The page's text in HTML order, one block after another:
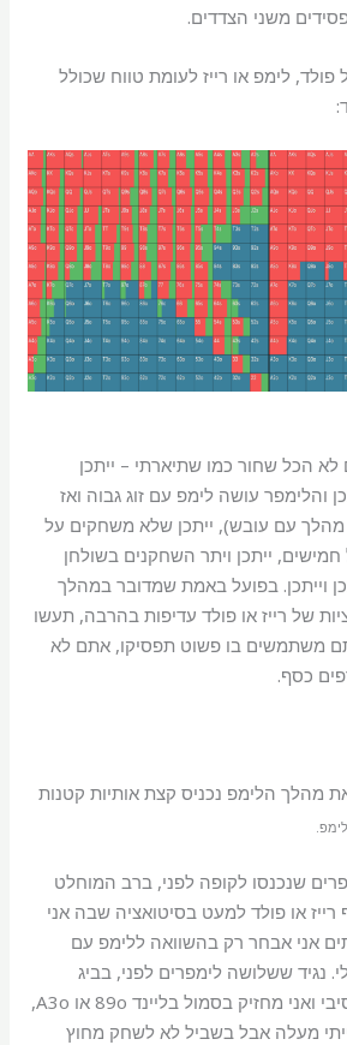
משני הצדדים.
לימפ או רייז לעומת טווח שכולל
לא הכל שחור כמו שתיארתי – ייתכן
והלימפר עושה לימפ עם זוג גבוה ואז
מהלך עם עובש), ייתכן שלא משחקים על
ייתכן ויתר השחקנים בשולחן
וייתכן. בפועל באמת שמדובר במהלך
של רייז או פולד עדיפות בהרבה, תעשו
משתמשים בו פשוט תפסיקו, אתם לא
כסף.
מהלך הלימפ נכניס קצת אותיות קטנות
שנכנסו לקופה לפני, ברב המוחלט
או פולד למעט בסיטואציה שבה אני
אני אבחר רק בהשוואה ללימפ עם
נגיד ששלושה לימפרים לפני, בביג
בליינד יושב שחקן פאסיבי ואני מחזיק בסמול בליינד 89o או A3o,
מעלה אבל בשביל לא לשחק מחוץ